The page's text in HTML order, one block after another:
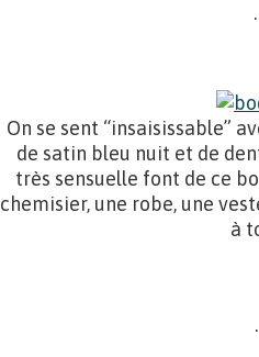
On se sent “insaisissable”
de satin bleu nuit et de
très sensuelle font de ce
chemisier, une robe, une
à